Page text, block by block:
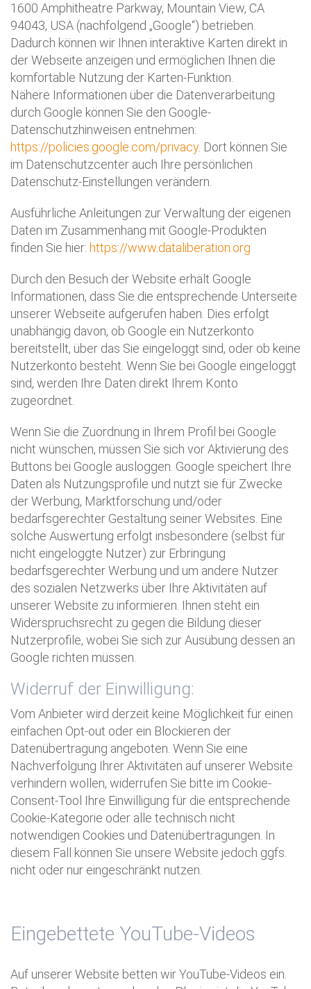
1600 Amphitheatre Parkway, Mountain View, CA
94043, USA (nachfolgend „Google“) betrieben.
Dadurch können wir Ihnen interaktive Karten direkt in
der Webseite anzeigen und ermöglichen Ihnen die
komfortable Nutzung der Karten-Funktion.
Nähere Informationen über die Datenverarbeitung
durch Google können Sie den Google-
Datenschutzhinweisen entnehmen:
https://policies.google.com/privacy. Dort können Sie
im Datenschutzcenter auch Ihre persönlichen
Datenschutz-Einstellungen verändern.
Ausführliche Anleitungen zur Verwaltung der eigenen
Daten im Zusammenhang mit Google-Produkten
finden Sie hier: https://www.dataliberation.org
Durch den Besuch der Website erhält Google
Informationen, dass Sie die entsprechende Unterseite
unserer Webseite aufgerufen haben. Dies erfolgt
unabhängig davon, ob Google ein Nutzerkonto
bereitstellt, über das Sie eingeloggt sind, oder ob keine
Nutzerkonto besteht. Wenn Sie bei Google eingeloggt
sind, werden Ihre Daten direkt Ihrem Konto
zugeordnet.
Wenn Sie die Zuordnung in Ihrem Profil bei Google
nicht wünschen, müssen Sie sich vor Aktivierung des
Buttons bei Google ausloggen. Google speichert Ihre
Daten als Nutzungsprofile und nutzt sie für Zwecke
der Werbung, Marktforschung und/oder
bedarfsgerechter Gestaltung seiner Websites. Eine
solche Auswertung erfolgt insbesondere (selbst für
nicht eingeloggte Nutzer) zur Erbringung
bedarfsgerechter Werbung und um andere Nutzer
des sozialen Netzwerks über Ihre Aktivitäten auf
unserer Website zu informieren. Ihnen steht ein
Widerspruchsrecht zu gegen die Bildung dieser
Nutzerprofile, wobei Sie sich zur Ausübung dessen an
Google richten müssen.
Widerruf der Einwilligung:
Vom Anbieter wird derzeit keine Möglichkeit für einen
einfachen Opt-out oder ein Blockieren der
Datenübertragung angeboten. Wenn Sie eine
Nachverfolgung Ihrer Aktivitäten auf unserer Website
verhindern wollen, widerrufen Sie bitte im Cookie-
Consent-Tool Ihre Einwilligung für die entsprechende
Cookie-Kategorie oder alle technisch nicht
notwendigen Cookies und Datenübertragungen. In
diesem Fall können Sie unsere Website jedoch ggfs.
nicht oder nur eingeschränkt nutzen.
Eingebettete YouTube-Videos
Auf unserer Website betten wir YouTube-Videos ein.